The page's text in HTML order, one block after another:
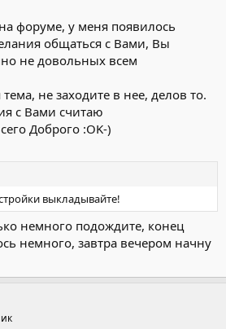
форуме, у меня появилось
общаться с Вами, Вы
не довольных всем
не заходите в нее, делов то.
с Вами считаю
Доброго :OK-)
выкладывайте!
немного подождите, конец
немного, завтра вечером начну